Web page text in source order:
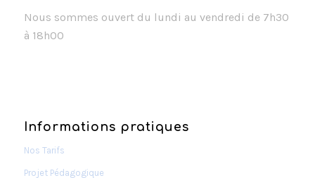
Nous sommes ouvert du lundi au vendredi de 7h30
à 18h00
Informations pratiques
Nos Tarifs
Projet Pédagogique